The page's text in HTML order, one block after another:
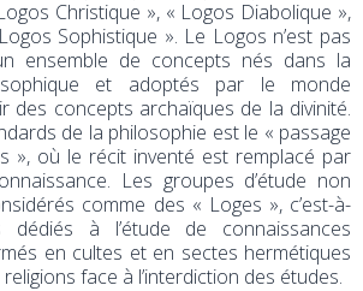
Christique », « Logos Diabolique »,
Sophistique ». Le Logos n’est pas
ensemble de concepts nés dans la
et adoptés par le monde
des concepts archaïques de la divinité.
de la philosophie est le « passage
», où le récit inventé est remplacé par
Les groupes d’étude non
comme des « Loges », c’est-à-
à l’étude de connaissances
en cultes et en sectes hermétiques
face à l’interdiction des études.